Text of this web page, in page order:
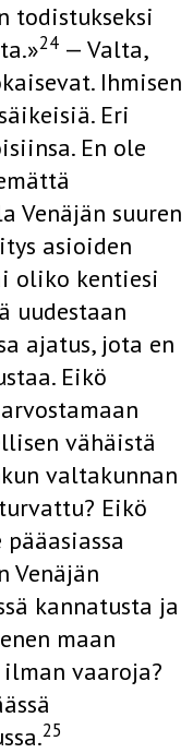
todistukseksi
24 — Valta,
Ihmisen
Eri
En ole
Venäjän suuren
asioiden
oliko kentiesi
uudestaan
ajatus, jota en
Eikö
vähäistä
valtakunnan
Eikö
Venäjän
kannatusta ja
maan
vaaroja?
25